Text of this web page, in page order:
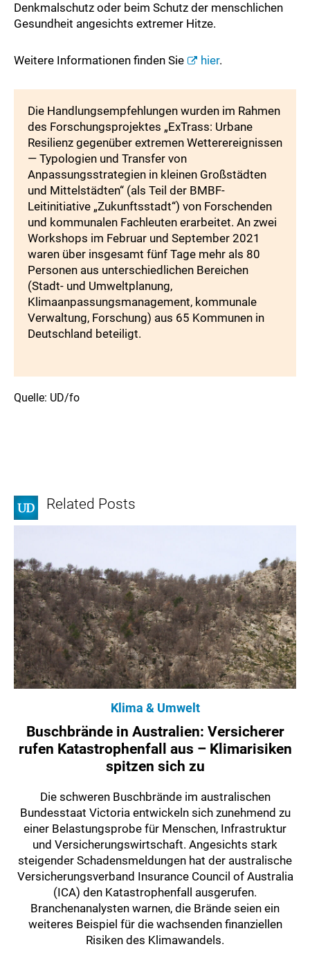
Denkmalschutz oder beim Schutz der menschlichen
Gesundheit angesichts extremer Hitze.
Weitere Informationen finden Sie hier.
Die Handlungsempfehlungen wurden im Rahmen
des Forschungsprojektes „ExTrass: Urbane
Resilienz gegenüber extremen Wetterereignissen
— Typologien und Transfer von
Anpassungsstrategien in kleinen Großstädten
und Mittelstädten“ (als Teil der BMBF-
Leitinitiative „Zukunftsstadt“) von Forschenden
und kommunalen Fachleuten erarbeitet. An zwei
Workshops im Februar und September 2021
waren über insgesamt fünf Tage mehr als 80
Personen aus unterschiedlichen Bereichen
(Stadt- und Umweltplanung,
Klimaanpassungsmanagement, kommunale
Verwaltung, Forschung) aus 65 Kommunen in
Deutschland beteiligt.
Quelle: UD/fo
Related Posts
Klima & Umwelt
Buschbrände in Australien: Versicherer
rufen Katastrophenfall aus – Klimarisiken
spitzen sich zu
Die schweren Buschbrände im australischen
Bundesstaat Victoria entwickeln sich zunehmend zu
einer Belastungsprobe für Menschen, Infrastruktur
und Versicherungswirtschaft. Angesichts stark
steigender Schadensmeldungen hat der australische
Versicherungsverband Insurance Council of Australia
(ICA) den Katastrophenfall ausgerufen.
Branchenanalysten warnen, die Brände seien ein
weiteres Beispiel für die wachsenden finanziellen
Risiken des Klimawandels.